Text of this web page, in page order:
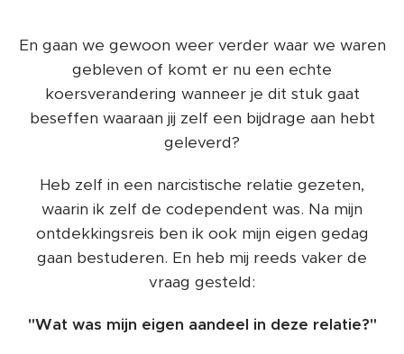
En gaan we gewoon weer verder waar we waren
gebleven of komt er nu een echte
koersverandering wanneer je dit stuk gaat
beseffen waaraan jij zelf een bijdrage aan hebt
geleverd?
Heb zelf in een narcistische relatie gezeten,
waarin ik zelf de codependent was. Na mijn
ontdekkingsreis ben ik ook mijn eigen gedag
gaan bestuderen. En heb mij reeds vaker de
vraag gesteld:
"Wat was mijn eigen aandeel in deze relatie?"